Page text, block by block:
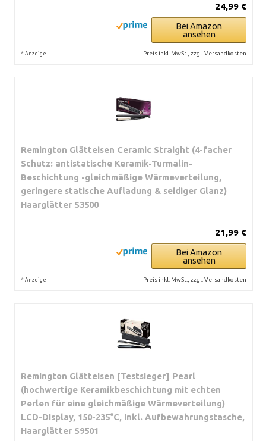
24,99 €
Bei Amazon
ansehen
* Anzeige Preis inkl. MwSt., zzgl. Versandkosten
Remington Glätteisen Ceramic Straight (4-facher
Schutz: antistatische Keramik-Turmalin-
Beschichtung -gleichmäßige Wärmeverteilung,
geringere statische Aufladung & seidiger Glanz)
Haarglätter S3500
21,99 €
Bei Amazon
ansehen
* Anzeige Preis inkl. MwSt., zzgl. Versandkosten
Remington Glätteisen [Testsieger] Pearl
(hochwertige Keramikbeschichtung mit echten
Perlen für eine gleichmäßige Wärmeverteilung)
LCD-Display, 150-235°C, inkl. Aufbewahrungstasche,
Haarglätter S9501